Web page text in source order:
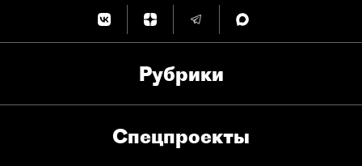
Рубрики
Спец­проекты